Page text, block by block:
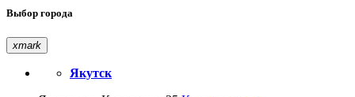
Выбор города
xmark
Якутск